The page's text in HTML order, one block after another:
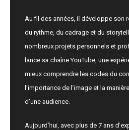
Au fil des années, il développe son
du rythme, du cadrage et du
nombreux projets personnels et
lance sa chaîne YouTube, une
mieux comprendre les codes du
l’importance de l’image et la
d’une audience.
Aujourd’hui, avec plus de 7 ans